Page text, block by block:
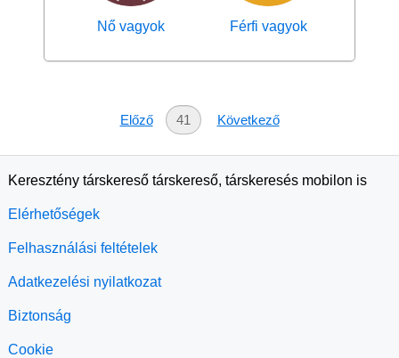
Nő vagyok Férfi vagyok
Előző 41 Következő
Keresztény társkereső társkereső, társkeresés mobilon is
Elérhetőségek
Felhasználási feltételek
Adatkezelési nyilatkozat
Biztonság
Cookie